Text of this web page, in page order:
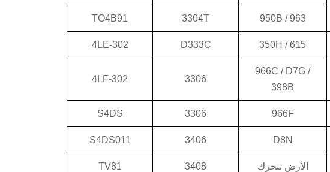
963 / 950B
3304T
TO4B91
350H / 615
D333C
4LE-302
966C / D7G /
398B
3306
4LF-302
966F
3306
S4DS
D8N
3406
S4DS011
الأرض تتحرك 3408
TV81